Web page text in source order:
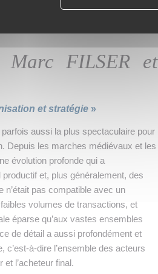
et stratégie» -
Marc FILSER et
et stratégie »
aussi la plus spectaculaire pour
Depuis les marches médiévaux et les
évolution profonde qui a
et, plus généralement, des
pas compatible avec un
volumes de transactions, et
éparse qu’aux vastes ensembles
de détail a aussi profondément et
c’est-à-dire l’ensemble des acteurs
l’acheteur final.